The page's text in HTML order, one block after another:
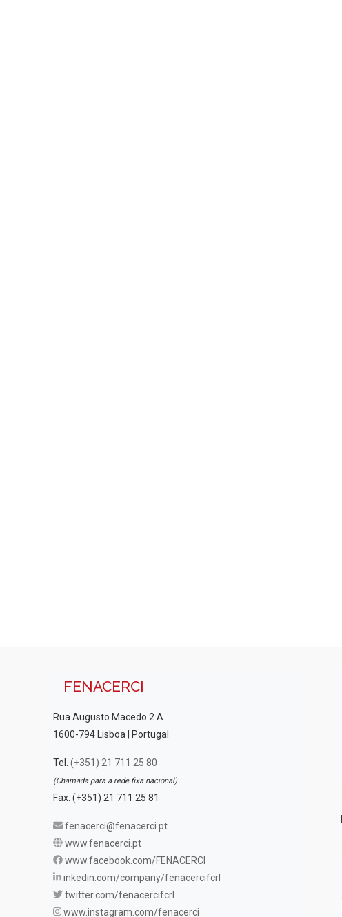
FENACERCI
Rua Augusto Macedo 2 A
1600-794 Lisboa | Portugal
Tel. (+351) 21 711 25 80
(Chamada para a rede fixa nacional)
Fax. (+351) 21 711 25 81
fenacerci@fenacerci.pt
www.fenacerci.pt
www.facebook.com/FENACERCI
inkedin.com/company/fenacercifcrl
twitter.com/fenacercifcrl
www.instagram.com/fenacerci